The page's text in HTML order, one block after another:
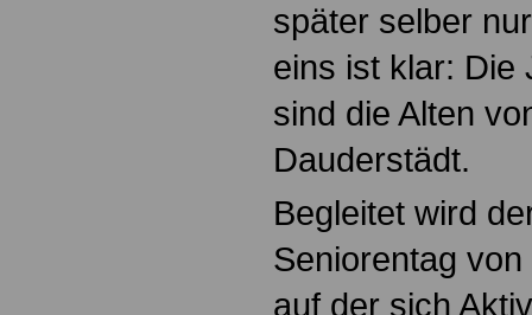
später selber
eins ist klar: Die
sind die Alten
Dauderstädt.
Begleitet wird
Seniorentag
auf der sich